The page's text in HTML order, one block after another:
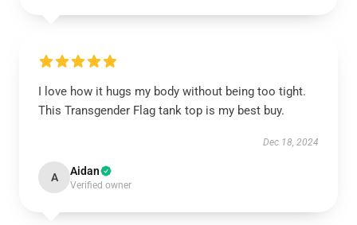
I love how it hugs my body without being too tight.
This Transgender Flag tank top is my best buy.
Dec 18, 2024
A Aidan
Verified owner